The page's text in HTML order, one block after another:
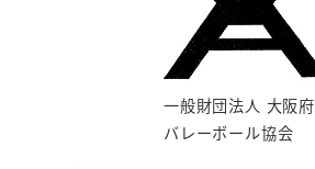
一般財団法人 大阪府
バレーボール協会